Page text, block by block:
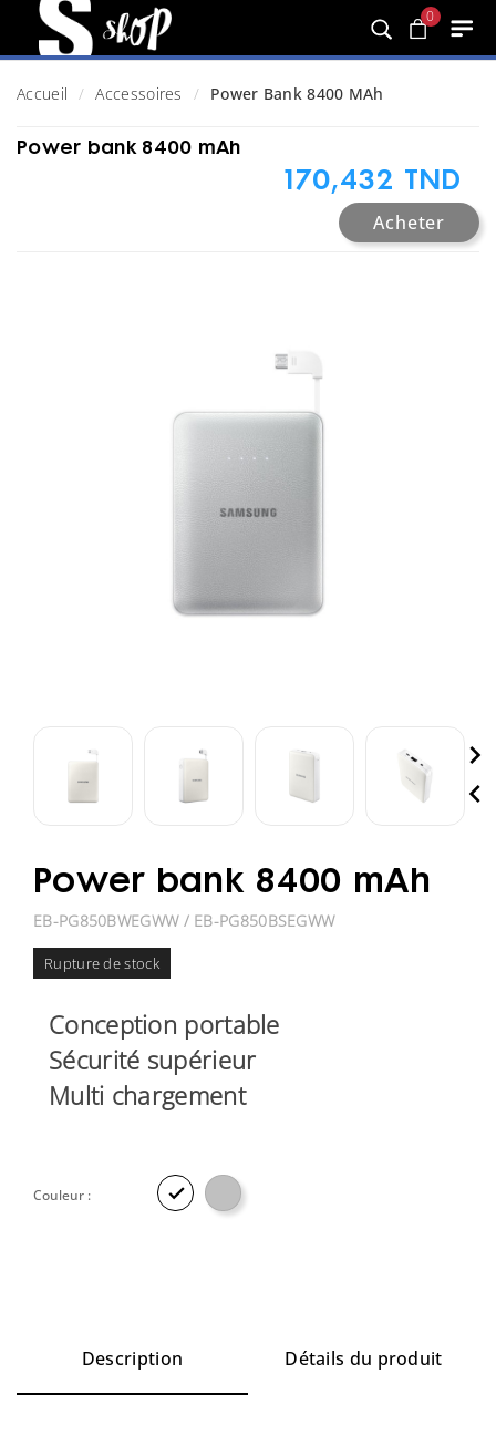
0
Accueil Accessoires Power Bank 8400 MAh
Power bank 8400 mAh
170,432 TND
Acheter


Power bank 8400 mAh
EB-PG850BWEGWW / EB-PG850BSEGWW
Rupture de stock
Conception portable
Sécurité supérieur
Multi chargement
Couleur : 
Description Détails du produit